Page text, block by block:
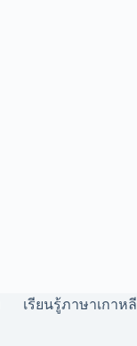
เรียนรู้ภาษาเกาหลี